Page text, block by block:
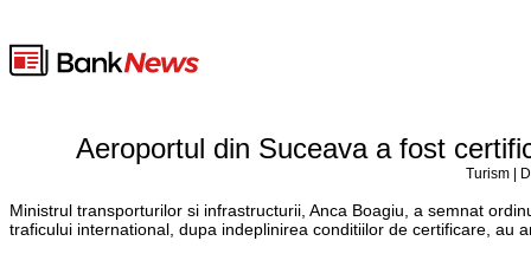
Aeroportul din Suceava a fost
Turism |
Ministrul transporturilor si infrastructurii, Anca Boagiu, a semnat
traficului international, dupa indeplinirea conditiilor de certificare, au